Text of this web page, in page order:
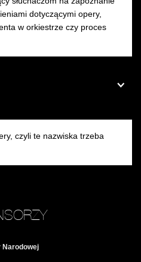
dotyczącymi opery,
w orkiestrze czy proces
czyli te nazwiska trzeba
Narodowej